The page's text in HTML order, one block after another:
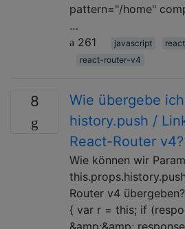
pattern="/home"
…
261
javascript
react-router-v4
8
Wie übergebe
history.push /
React-Router v4?
Wie können wir
Router v4
{ var r = this; if
&amp;&amp;